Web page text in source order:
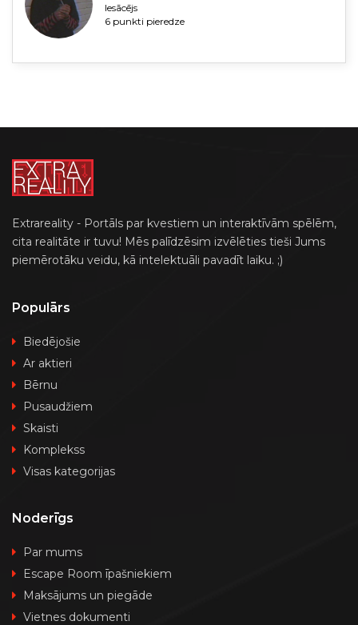
Iesācējs
6 punkti pieredze
Extrareality - Portāls par kvestiem un interaktīvām spēlēm,
cita realitāte ir tuvu! Mēs palīdzēsim izvēlēties tieši Jums
piemērotāku veidu, kā intelektuāli pavadīt laiku. ;)
Populārs
Biedējošie
Ar aktieri
Bērnu
Pusaudžiem
Skaisti
Komplekss
Visas kategorijas
Noderīgs
Par mums
Escape Room īpašniekiem
Maksājums un piegāde
Vietnes dokumenti